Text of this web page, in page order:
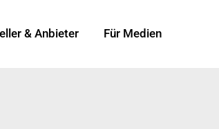
& Anbieter Für Medien